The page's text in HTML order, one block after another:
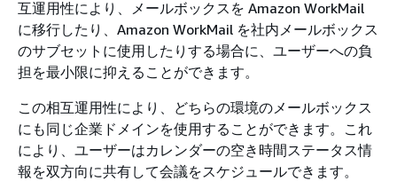
互運用性により、メールボックスを Amazon WorkMail
に移行したり、Amazon WorkMail を社内メールボックス
のサブセットに使用したりする場合に、ユーザーへの負
担を最小限に抑えることができます。
この相互運用性により、どちらの環境のメールボックス
にも同じ企業ドメインを使用することができます。これ
により、ユーザーはカレンダーの空き時間ステータス情
報を双方向に共有して会議をスケジュールできます。